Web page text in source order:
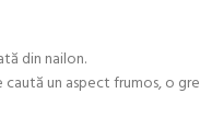
din nailon.
un aspect frumos, o